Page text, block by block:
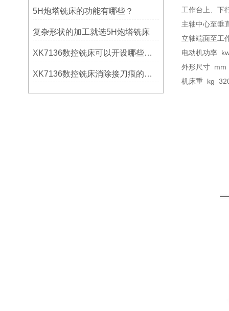
5H炮塔铣床的功能有哪些？
复杂形状的加工就选5H炮塔铣床
XK7136数控铣床可以开设哪些考核项目？
XK7136数控铣床消除接刀痕的操作
工作台上、下
主轴中心至垂
立轴端面至工
电动机功率
外形尺寸 mm
机床重 kg